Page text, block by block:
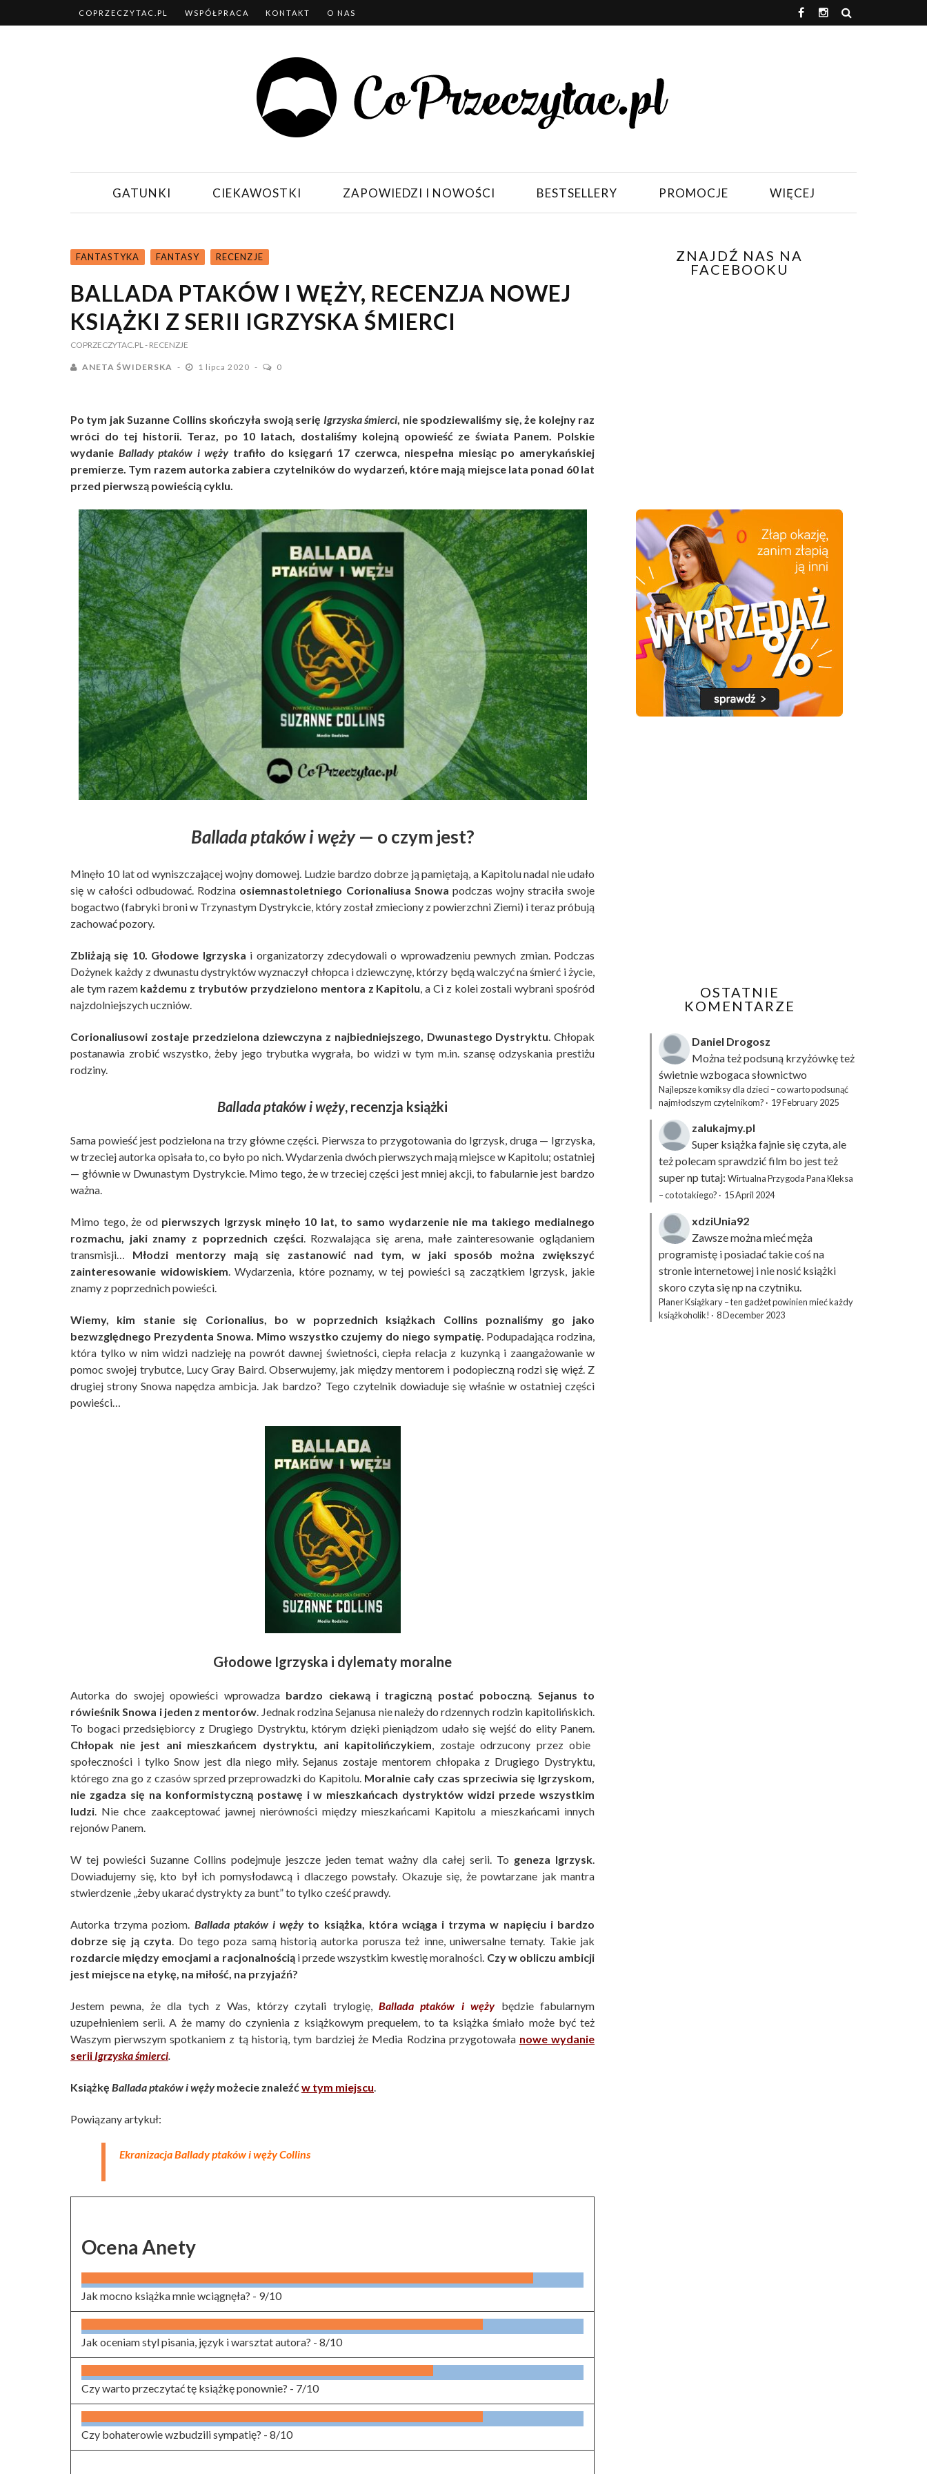
COPRZECZYTAC.PL WSPÓŁPRACA KONTAKT O NAS
GATUNKI CIEKAWOSTKI ZAPOWIEDZI I NOWOŚCI BESTSELLERY PROMOCJE WIĘCEJ
FANTASTYKA FANTASY RECENZJE
BALLADA PTAKÓW I WĘŻY, RECENZJA NOWEJ
KSIĄŻKI Z SERII IGRZYSKA ŚMIERCI
COPRZECZYTAC.PL- RECENZJE
ANETA ŚWIDERSKA 1 lipca 2020 0
Po tym jak Suzanne Collins skończyła swoją serię Igrzyska śmierci, nie spodziewaliśmy się, że kolejny raz
wróci do tej historii. Teraz, po 10 latach, dostaliśmy kolejną opowieść ze świata Panem. Polskie
wydanie Ballady ptaków i wężytrafiło do księgarń 17 czerwca, niespełna miesiąc po amerykańskiej
premierze. Tym razem autorka zabiera czytelników do wydarzeń, które mają miejsce lata ponad 60 lat
przed pierwszą powieścią cyklu.
Ballada ptaków i węży— o czym jest?
Minęło 10 lat od wyniszczającej wojny domowej. Ludzie bardzo dobrze ją pamiętają, a Kapitolu nadal nie udało
się w całości odbudować. Rodzina osiemnastoletniego Corionaliusa Snowa podczas wojny straciła swoje
bogactwo (fabryki broni w Trzynastym Dystrykcie, który został zmieciony z powierzchni Ziemi) i teraz próbują
zachować pozory.
Zbliżają się 10. Głodowe Igrzyska i organizatorzy zdecydowali o wprowadzeniu pewnych zmian. Podczas
Dożynek każdy z dwunastu dystryktów wyznaczył chłopca i dziewczynę, którzy będą walczyć na śmierć i życie,
ale tym razem każdemu z trybutów przydzielono mentora z Kapitolu, a Ci z kolei zostali wybrani spośród
najzdolniejszych uczniów.
Corionaliusowi zostaje przedzielona dziewczyna z najbiedniejszego, Dwunastego Dystryktu. Chłopak
postanawia zrobić wszystko, żeby jego trybutka wygrała, bo widzi w tym m.in. szansę odzyskania prestiżu
rodziny.
Ballada ptaków i węży, recenzja książki
Sama powieść jest podzielona na trzy główne części. Pierwsza to przygotowania do Igrzysk, druga — Igrzyska,
w trzeciej autorka opisała to, co było po nich. Wydarzenia dwóch pierwszych mają miejsce w Kapitolu; ostatniej
— głównie w Dwunastym Dystrykcie. Mimo tego, że w trzeciej części jest mniej akcji, to fabularnie jest bardzo
ważna.
Mimo tego, że od pierwszych Igrzysk minęło 10 lat, to samo wydarzenie nie ma takiego medialnego
rozmachu, jaki znamy z poprzednich części. Rozwalająca się arena, małe zainteresowanie oglądaniem
transmisji… Młodzi mentorzy mają się zastanowić nad tym, w jaki sposób można zwiększyć
zainteresowanie widowiskiem. Wydarzenia, które poznamy, w tej powieści są zaczątkiem Igrzysk, jakie
znamy z poprzednich powieści.
Wiemy, kim stanie się Corionalius, bo w poprzednich książkach Collins poznaliśmy go jako
bezwzględnego Prezydenta Snowa. Mimo wszystko czujemy do niego sympatię. Podupadająca rodzina,
która tylko w nim widzi nadzieję na powrót dawnej świetności, ciepła relacja z kuzynką i zaangażowanie w
pomoc swojej trybutce, Lucy Gray Baird. Obserwujemy, jak między mentorem i podopieczną rodzi się więź. Z
drugiej strony Snowa napędza ambicja. Jak bardzo? Tego czytelnik dowiaduje się właśnie w ostatniej części
powieści…
Głodowe Igrzyska i dylematy moralne
Autorka do swojej opowieści wprowadza bardzo ciekawą i tragiczną postać poboczną. Sejanus to
rówieśnik Snowa i jeden z mentorów. Jednak rodzina Sejanusa nie należy do rdzennych rodzin kapitolińskich.
To bogaci przedsiębiorcy z Drugiego Dystryktu, którym dzięki pieniądzom udało się wejść do elity Panem.
Chłopak nie jest ani mieszkańcem dystryktu, ani kapitolińczykiem, zostaje odrzucony przez obie
społeczności i tylko Snow jest dla niego miły. Sejanus zostaje mentorem chłopaka z Drugiego Dystryktu,
którego zna go z czasów sprzed przeprowadzki do Kapitolu. Moralnie cały czas sprzeciwia się Igrzyskom,
nie zgadza się na konformistyczną postawę i w mieszkańcach dystryktów widzi przede wszystkim
ludzi. Nie chce zaakceptować jawnej nierówności między mieszkańcami Kapitolu a mieszkańcami innych
rejonów Panem.
W tej powieści Suzanne Collins podejmuje jeszcze jeden temat ważny dla całej serii. To geneza Igrzysk.
Dowiadujemy się, kto był ich pomysłodawcą i dlaczego powstały. Okazuje się, że powtarzane jak mantra
stwierdzenie „żeby ukarać dystrykty za bunt” to tylko cześć prawdy.
Autorka trzyma poziom. Ballada ptaków i wężyto książka, która wciąga i trzyma w napięciu i bardzo
dobrze się ją czyta. Do tego poza samą historią autorka porusza też inne, uniwersalne tematy. Takie jak
rozdarcie między emocjami a racjonalnościąi przede wszystkim kwestię moralności. Czy w obliczu ambicji
jest miejsce na etykę, na miłość, na przyjaźń?
Jestem pewna, że dla tych z Was, którzy czytali trylogię,Ballada ptaków i wężybędzie fabularnym
uzupełnieniem serii. A że mamy do czynienia z książkowym prequelem, to ta książka śmiało może być też
Waszym pierwszym spotkaniem z tą historią, tym bardziej że Media Rodzina przygotowała nowe wydanie
serii Igrzyska śmierci.
Książkę Ballada ptaków i wężymożecie znaleźćw tym miejscu.
Powiązany artykuł:
Ekranizacja Ballady ptaków i węży Collins
Ocena Anety
Jak mocno książka mnie wciągnęła? - 9/10
Jak oceniam styl pisania, język i warsztat autora? - 8/10
Czy warto przeczytać tę książkę ponownie? - 7/10
Czy bohaterowie wzbudzili sympatię? - 8/10
ZNAJDŹ NAS NA
FACEBOOKU
OSTATNIE
KOMENTARZE
Daniel Drogosz
Można też podsuną krzyżówkęteż
świetnie wzbogaca słownictwo
Najlepsze komiksy dla dzieci – co warto podsunąć
najmłodszym czytelnikom? · 19 February 2025
zalukajmy.pl
Super książka fajnie się czyta, ale
też polecam sprawdzić film bo jest też
super np tutaj: Wirtualna Przygoda Pana Kleksa
– co to takiego? · 15 April 2024
xdziUnia92
Zawsze można mieć męża
programistę i posiadać takie coś na
stronie internetowej i nie nosić książki
skoro czyta się np na czytniku.
Planer Książkary – ten gadżet powinien mieć każdy
książkoholik! · 8 December 2023